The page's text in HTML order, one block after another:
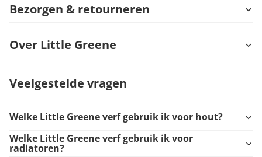
Bezorgen & retourneren
Over Little Greene
Veelgestelde vragen
Welke Little Greene verf gebruik ik voor hout?
Welke Little Greene verf gebruik ik voor
radiatoren?